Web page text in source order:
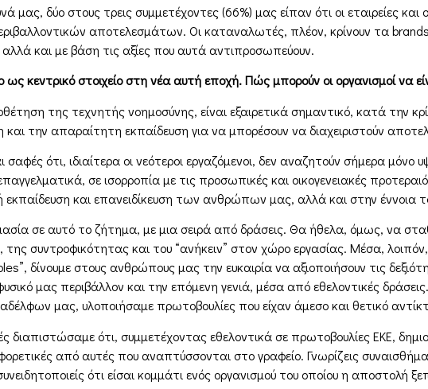
µας, δύο στους τρεις συµµετέχοντες (66%) µας είπαν ότι οι εταιρείες και
αποτελεσµάτων. Οι καταναλωτές, πλέον, κρίνουν τα
και µε βάση τις αξίες που αυτά αντιπροσωπεύουν.
κεντρικό στοιχείο στη νέα αυτή εποχή. Πώς µπορούν οι οργανισµοί να
της τεχνητής νοηµοσύνης, είναι εξαιρετικά σηµαντικό, κατά την
την απαραίτητη εκπαίδευση για να µπορέσουν να διαχειριστούν
σαφές ότι, ιδιαίτερα οι νεότεροι εργαζόµενοι, δεν αναζητούν σήµερα
σε ισορροπία µε τις προσωπικές και οικογενειακές
εκπαίδευση και επανειδίκευση των ανθρώπων µας, αλλά και στην έννοια
σε αυτό το ζήτηµα, µε µια σειρά από δράσεις. Θα ήθελα, όµως, να
συντροφικότητας και του “ανήκειν” στον χώρο εργασίας. Μέσα,
δίνουµε στους ανθρώπους µας την ευκαιρία να αξιοποιήσουν τις
µας περιβάλλον και την επόµενη γενιά, µέσα από εθελοντικές
µας, υλοποιήσαµε πρωτοβουλίες που είχαν άµεσο και θετικό
ότι, συµµετέχοντας εθελοντικά σε πρωτοβουλίες ΕΚΕ,
από αυτές που αναπτύσσονται στο γραφείο. Γνωρίζεις
ότι είσαι κοµµάτι ενός οργανισµού του οποίου η αποστολή